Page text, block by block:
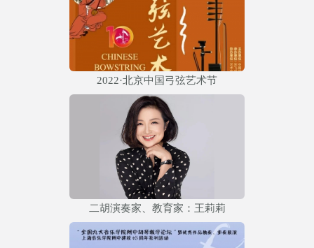
2022·北京中国弓弦艺术节
二胡演奏家、教育家：王莉莉